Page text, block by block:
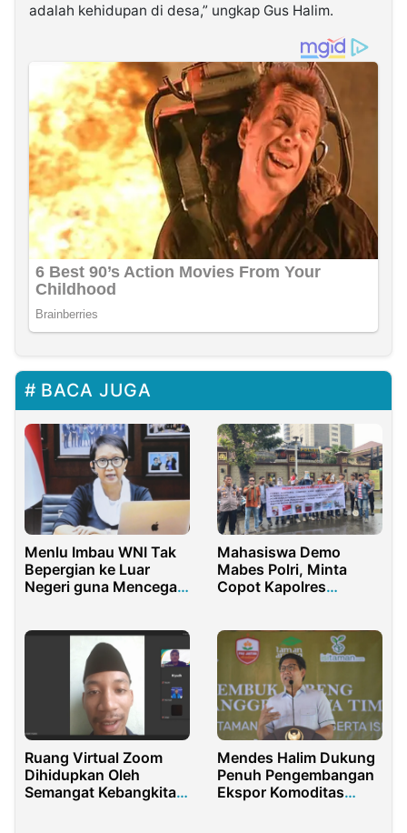
adalah kehidupan di desa,” ungkap Gus Halim.
BACA JUGA
Menlu Imbau WNI Tak
Bepergian ke Luar
Negeri guna Mencegah
Mahasiswa Demo
Mabes Polri, Minta
Copot Kapolres
Ruang Virtual Zoom
Dihidupkan Oleh
Semangat Kebangkitan
Mendes Halim Dukung
Penuh Pengembangan
Ekspor Komoditas